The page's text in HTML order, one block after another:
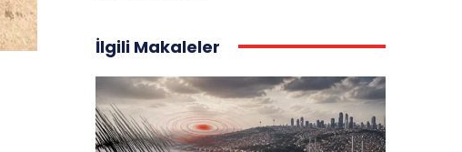
İlgili Makaleler